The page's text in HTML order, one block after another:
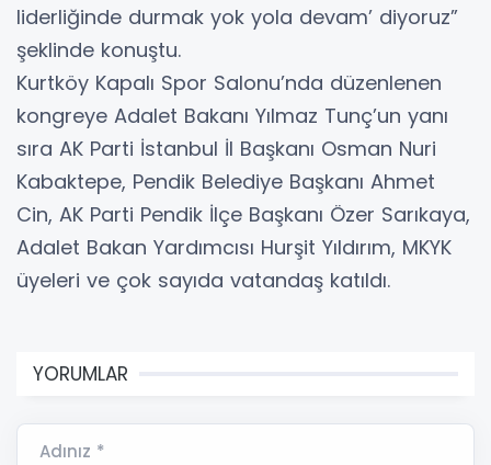
liderliğinde durmak yok yola devam’ diyoruz”
şeklinde konuştu.
Kurtköy Kapalı Spor Salonu’nda düzenlenen
kongreye Adalet Bakanı Yılmaz Tunç’un yanı
sıra AK Parti İstanbul İl Başkanı Osman Nuri
Kabaktepe, Pendik Belediye Başkanı Ahmet
Cin, AK Parti Pendik İlçe Başkanı Özer Sarıkaya,
Adalet Bakan Yardımcısı Hurşit Yıldırım, MKYK
üyeleri ve çok sayıda vatandaş katıldı.
YORUMLAR
Adınız *